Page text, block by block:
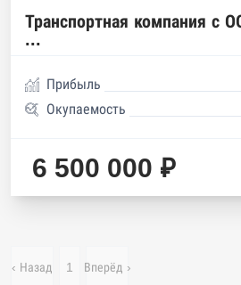
Транспортная компания с
...
Прибыль
Окупаемость
6 500 000 ₽
‹ Назад 1 Вперёд ›